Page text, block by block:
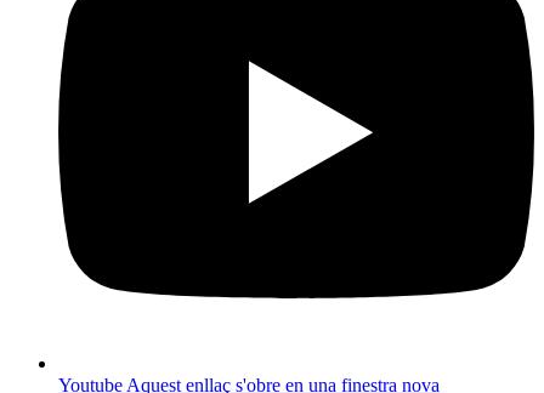
Youtube Aquest enllaç s'obre en una finestra nova